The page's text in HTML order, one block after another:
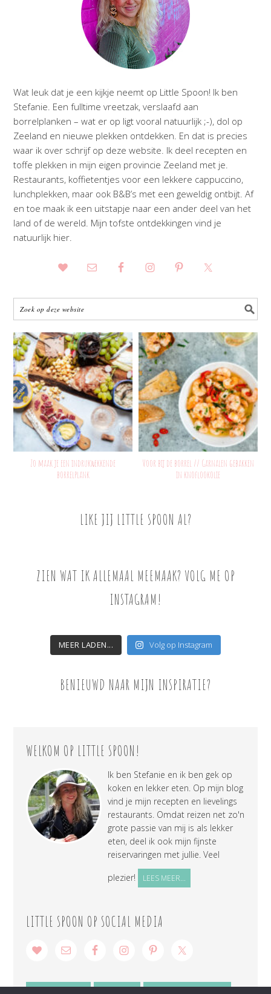
Wat leuk dat je een kijkje neemt op Little Spoon! Ik ben
Stefanie. Een fulltime vreetzak, verslaafd aan
borrelplanken – wat er op ligt vooral natuurlijk ;-), dol op
Zeeland en nieuwe plekken ontdekken. En dat is precies
waar ik over schrijf op deze website. Ik deel recepten en
toffe plekken in mijn eigen provincie Zeeland met je.
Restaurants, koffietentjes voor een lekkere cappuccino,
lunchplekken, maar ook B&B’s met een geweldig ontbijt. Af
en toe maak ik een uitstapje naar een ander deel van het
land of de wereld. Mijn tofste ontdekkingen vind je
natuurlijk hier.
Zo maak je een indrukwekkende
borrelplank
Voor bij de borrel // Garnalen gebakken
in knoflookolie
LIKE JIJ LITTLE SPOON AL?
ZIEN WAT IK ALLEMAAL MEEMAAK? VOLG ME OP
INSTAGRAM!
MEER LADEN... Volg op Instagram
BENIEUWD NAAR MIJN INSPIRATIE?
WELKOM OP LITTLE SPOON!
Ik ben Stefanie en ik ben gek op
koken en lekker eten. Op mijn blog
vind je mijn recepten en lievelings
restaurants. Omdat reizen net zo'n
grote passie van mij is als lekker
eten, deel ik ook mijn fijnste
reiservaringen met jullie. Veel
plezier!
LEES MEER...
LITTLE SPOON OP SOCIAL MEDIA